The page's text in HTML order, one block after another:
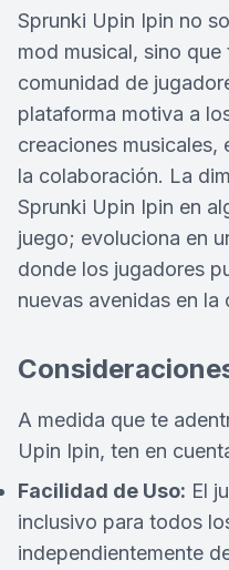
Sprunki Upin Ipin no
mod musical, sino
comunidad de
plataforma motiva a
creaciones musicales,
la colaboración. La
Sprunki Upin Ipin en
juego; evoluciona en
donde los jugadores
nuevas avenidas en la
A medida que te
Upin Ipin, ten en
Facilidad de Uso: El
inclusivo para todos
independientemente